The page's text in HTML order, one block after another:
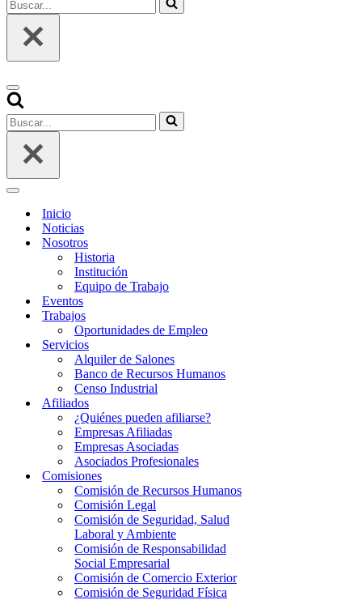
Inicio
Noticias
Nosotros
Historia
Institución
Equipo de Trabajo
Eventos
Trabajos
Oportunidades de Empleo
Servicios
Alquiler de Salones
Banco de Recursos Humanos
Censo Industrial
Afiliados
¿Quiénes pueden afiliarse?
Empresas Afiliadas
Empresas Asociadas
Asociados Profesionales
Comisiones
Comisión de Recursos Humanos
Comisión Legal
Comisión de Seguridad, Salud
Laboral y Ambiente
Comisión de Responsabilidad
Social Empresarial
Comisión de Comercio Exterior
Comisión de Seguridad Física